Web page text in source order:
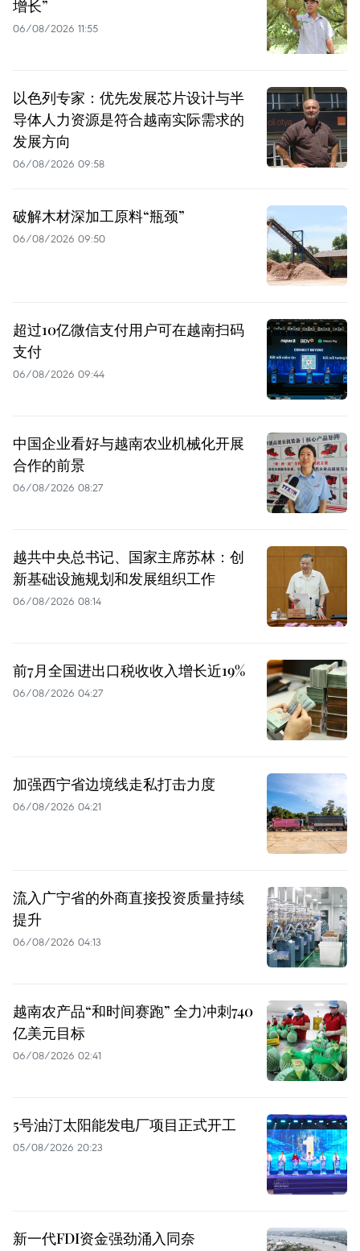
增长”
06/08/2026 11:55
以色列专家：优先发展芯片设计与半
导体人力资源是符合越南实际需求的
发展方向
06/08/2026 09:58
破解木材深加工原料“瓶颈”
06/08/2026 09:50
超过10亿微信支付用户可在越南扫码
支付
06/08/2026 09:44
中国企业看好与越南农业机械化开展
合作的前景
06/08/2026 08:27
越共中央总书记、国家主席苏林：创
新基础设施规划和发展组织工作
06/08/2026 08:14
前7月全国进出口税收收入增长近19%
06/08/2026 04:27
加强西宁省边境线走私打击力度
06/08/2026 04:21
流入广宁省的外商直接投资质量持续
提升
06/08/2026 04:13
越南农产品“和时间赛跑” 全力冲刺740
亿美元目标
06/08/2026 02:41
5号油汀太阳能发电厂项目正式开工
05/08/2026 20:23
新一代FDI资金强劲涌入同奈